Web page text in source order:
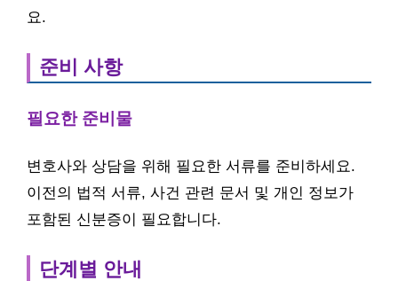
요.
준비 사항
필요한 준비물
변호사와 상담을 위해 필요한 서류를 준비하세요.
이전의 법적 서류, 사건 관련 문서 및 개인 정보가
포함된 신분증이 필요합니다.
단계별 안내